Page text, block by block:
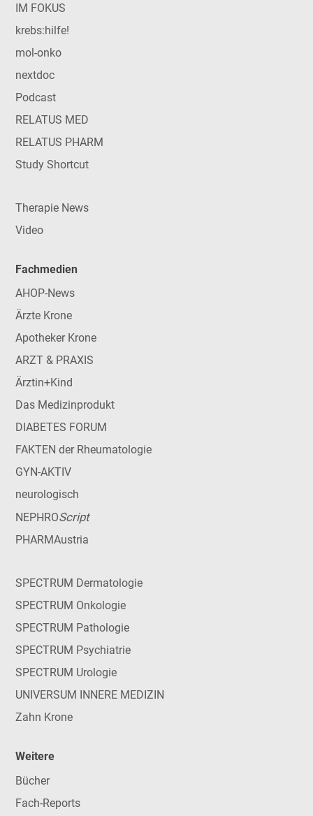
IM FOKUS
krebs:hilfe!
mol-onko
nextdoc
Podcast
RELATUS MED
RELATUS PHARM
Study Shortcut
Therapie News
Video
Fachmedien
AHOP-News
Ärzte Krone
Apotheker Krone
ARZT & PRAXIS
Ärztin+Kind
Das Medizinprodukt
DIABETES FORUM
FAKTEN der Rheumatologie
GYN-AKTIV
neurologisch
NEPHROScript
PHARMAustria
SPECTRUM Dermatologie
SPECTRUM Onkologie
SPECTRUM Pathologie
SPECTRUM Psychiatrie
SPECTRUM Urologie
UNIVERSUM INNERE MEDIZIN
Zahn Krone
Weitere
Bücher
Fach-Reports